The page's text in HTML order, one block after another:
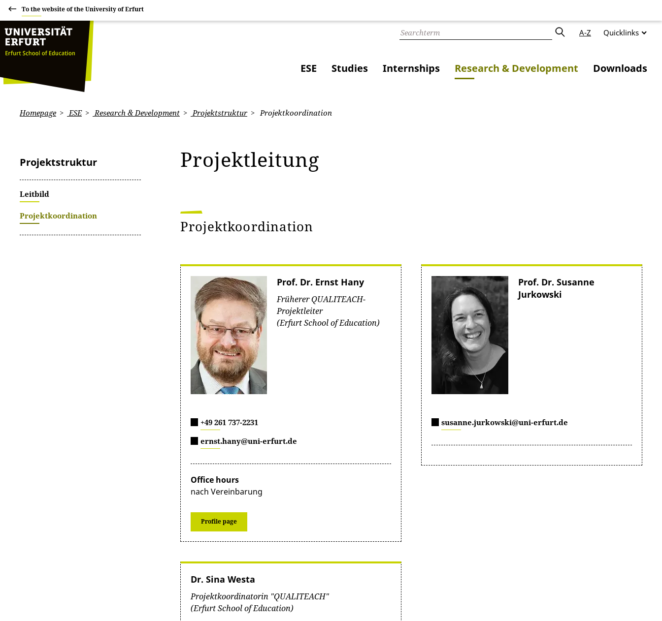
To the website of the University of Erfurt
A-Z Quicklinks
ESE Studies Internships Research & Development Downloads
Homepage ESE Research & Development Projektstruktur Projektkoordination
Projektstruktur
Leitbild
Projektkoordination
Projektleitung
Projektkoordination
Prof. Dr. Ernst Hany
Früherer QUALITEACH-
Projektleiter
(Erfurt School of Education)
+49 261 737-2231
ernst.hany@uni-erfurt.de
Office hours
nach Vereinbarung
Profile page
Dr. Sina Westa
Projektkoordinatorin "QUALITEACH"
(Erfurt School of Education)
Prof. Dr. Susanne
Jurkowski
susanne.jurkowski@uni-erfurt.de